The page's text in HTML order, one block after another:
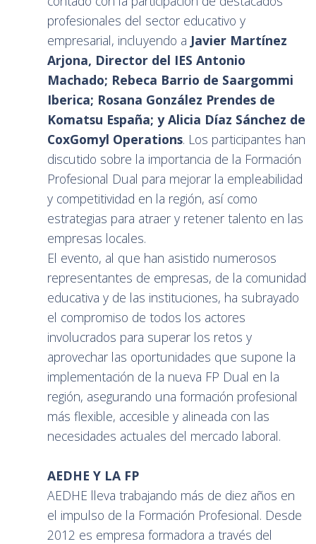
profesionales del sector educativo y
empresarial, incluyendo a Javier Martínez
Arjona, Director del IES Antonio
Machado; Rebeca Barrio de Saargommi
Iberica; Rosana González Prendes de
Komatsu España; y Alicia Díaz Sánchez de
CoxGomyl Operations. Los participantes han
discutido sobre la importancia de la Formación
Profesional Dual para mejorar la empleabilidad
y competitividad en la región, así como
estrategias para atraer y retener talento en las
empresas locales.
El evento, al que han asistido numerosos
representantes de empresas, de la comunidad
educativa y de las instituciones, ha subrayado
el compromiso de todos los actores
involucrados para superar los retos y
aprovechar las oportunidades que supone la
implementación de la nueva FP Dual en la
región, asegurando una formación profesional
más flexible, accesible y alineada con las
necesidades actuales del mercado laboral.
AEDHE Y LA FP
AEDHE lleva trabajando más de diez años en
el impulso de la Formación Profesional. Desde
2012 es empresa formadora a través del